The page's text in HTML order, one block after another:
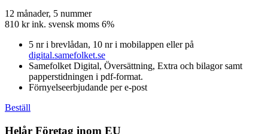
12 månader, 5 nummer
810 kr ink. svensk moms 6%
5 nr i brevlådan, 10 nr i mobilappen eller på
digital.samefolket.se
Samefolket Digital, Översättning, Extra och bilagor samt
papperstidningen i pdf-format.
Förnyelseerbjudande per e-post
Beställ
Helår Företag inom EU